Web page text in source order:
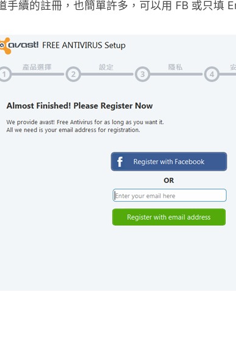
手續的註冊，也簡單許多，可以用 FB 或只填